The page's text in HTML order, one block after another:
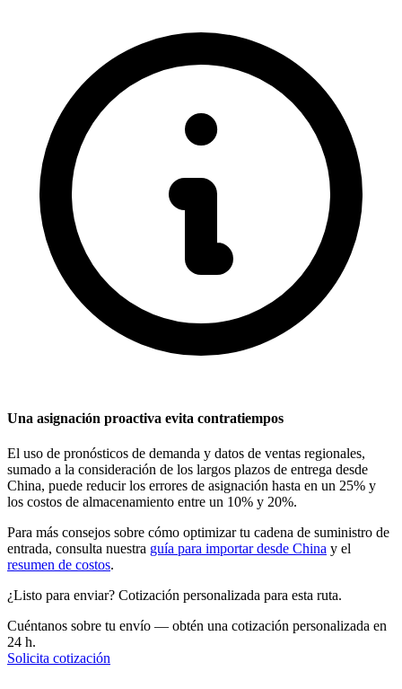
Una asignación proactiva evita contratiempos
El uso de pronósticos de demanda y datos de ventas regionales,
sumado a la consideración de los largos plazos de entrega desde
China, puede reducir los errores de asignación hasta en un 25% y
los costos de almacenamiento entre un 10% y 20%.
Para más consejos sobre cómo optimizar tu cadena de suministro de
entrada, consulta nuestra guía para importar desde China y el
resumen de costos.
¿Listo para enviar? Cotización personalizada para esta ruta.
Cuéntanos sobre tu envío — obtén una cotización personalizada en
24 h.
Solicita cotización